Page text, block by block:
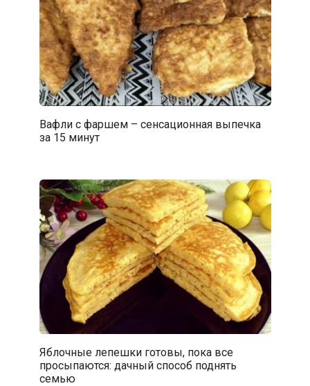
Вафли с фаршем – сенсационная выпечка
за 15 минут
Яблочные лепешки готовы, пока все
просыпаются: дачный способ поднять
семью